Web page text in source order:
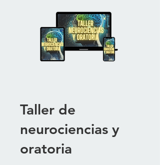
Taller de
neurociencias y
oratoria